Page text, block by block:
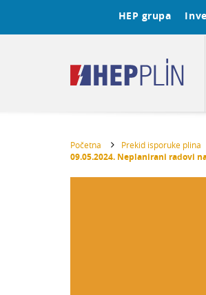
HEP grupa
Početna Prekid isporuke plina
09.05.2024. Neplanirani radovi